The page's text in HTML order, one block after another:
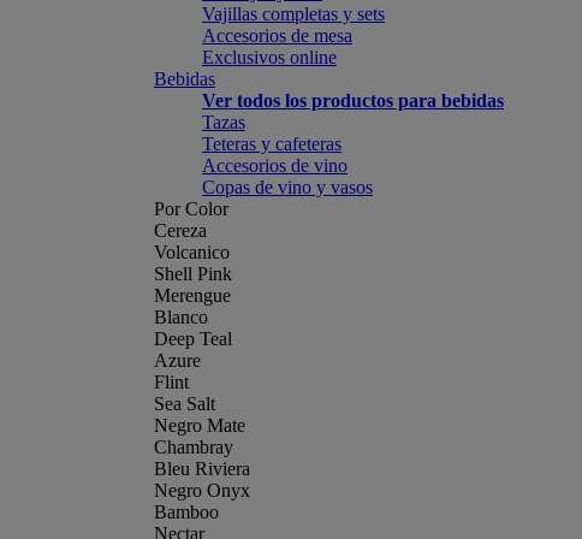
Vajillas completas y sets
Accesorios de mesa
Exclusivos online
Bebidas
Ver todos los productos para bebidas
Tazas
Teteras y cafeteras
Accesorios de vino
Copas de vino y vasos
Por Color
Cereza
Volcanico
Shell Pink
Merengue
Blanco
Deep Teal
Azure
Flint
Sea Salt
Negro Mate
Chambray
Bleu Riviera
Negro Onyx
Bamboo
Nectar